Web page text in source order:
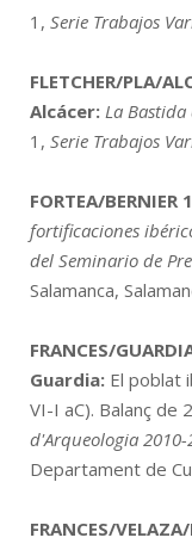
1, Serie Trabajos
FLETCHER/PLA/
Alcácer: La Bastida
1, Serie Trabajos
FORTEA/BERNIER
fortificaciones
del Seminario de
Salamanca,
FRANCES/
Guardia: El poblat
VI-I aC). Balanç de
d'Arqueologia 2010-
Departament de
FRANCES/